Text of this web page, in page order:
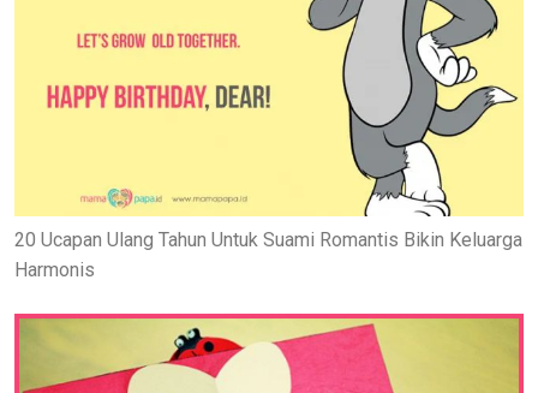
20 Ucapan Ulang Tahun Untuk Suami Romantis Bikin Keluarga
Harmonis